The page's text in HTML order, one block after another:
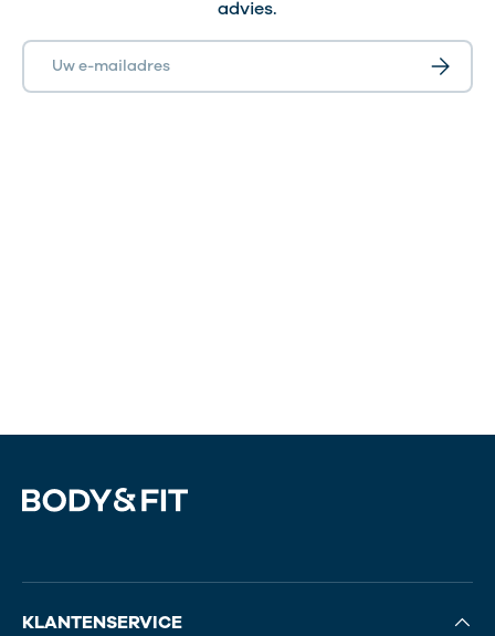
spieropbouw afvallen gezonde levensstijl
Snelle levering:bestel vandaag, morgen in huis
jou past? Ons
advies.
E-mailadres
KLANTENSERVICE